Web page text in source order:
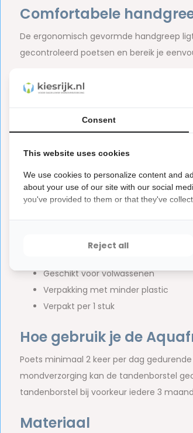
Comfortabele
De ergonomisch gevormde handgreep
gecontroleerd poetsen en bereik je
Duurzamere verpakking
De Aquafresh Clean Control Medium
karton dan veel traditionele
Belangrijkste
Medium borstelharen voor
Comfortabele handgreep met extra
Geschikt voor volwassenen
Verpakking met minder plastic
Verpakt per 1 stuk
Hoe gebruik je de
Poets minimaal 2 keer per dag
mondverzorging kan de tandenborstel
tandenborstel bij voorkeur iedere 3
Materiaal
Consent
This website uses cookies
We use cookies to personalize content and
about your use of our site with our social
you've provided to them or that they've
Reject all